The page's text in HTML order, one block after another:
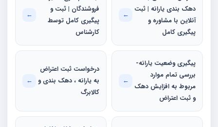
دهک بندی یارانه | ثبت
آنلاین با مشاوره و
پیگیری کامل
←
فروشندگان | ثبت و
پیگیری کامل توسط
کارشناس
←
پیگیری وضعیت یارانه-
بررسی تمام موارد
مربوط به افزایش دهک
و ثبت اعتراض
←
درخواست ثبت اعتراض
به یارانه ، دهک‌ بندی و
کالابرگ
←